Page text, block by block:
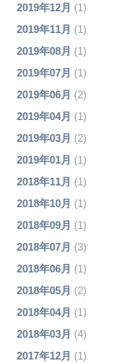
2019年12月 (1)
2019年11月 (1)
2019年08月 (1)
2019年07月 (1)
2019年06月 (2)
2019年04月 (1)
2019年03月 (2)
2019年01月 (1)
2018年11月 (1)
2018年10月 (1)
2018年09月 (1)
2018年07月 (3)
2018年06月 (1)
2018年05月 (2)
2018年04月 (1)
2018年03月 (4)
2017年12月 (1)